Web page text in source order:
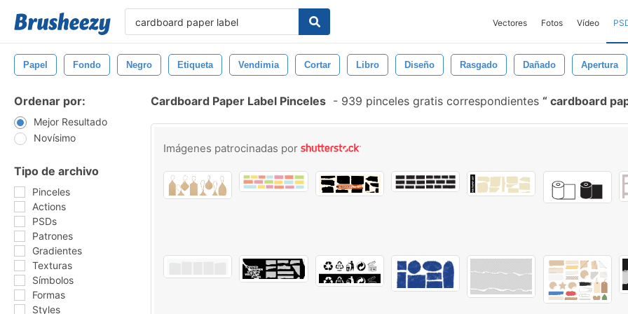
Vectores Fotos Vídeo
Papel Fondo Negro Etiqueta Vendimia Cortar Libro Diseño Rasgado Dañado Apertura
Ordenar por:
Mejor Resultado
Novísimo
Tipo de archivo
Pinceles
Actions
PSDs
Patrones
Gradientes
Texturas
Símbolos
Formas
Styles
Cardboard Paper Label Pinceles - 939 pinceles gratis correspondientes cardboard
Imágenes patrocinadas por